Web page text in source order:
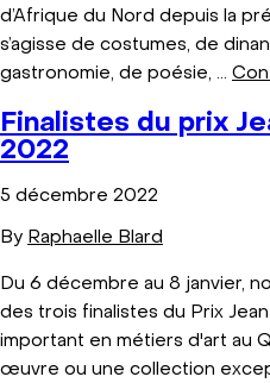
d’Afrique du Nord depuis la
s’agisse de costumes, de
gastronomie, de poésie, …
Finalistes du prix
2022
5 décembre 2022
By Raphaelle Blard
Du 6 décembre au 8 janvier,
des trois finalistes du Prix
important en métiers d'art au
œuvre ou une collection